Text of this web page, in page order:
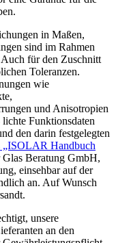
in Maßen,
sind im Rahmen
für den Zuschnitt
Toleranzen.
wie
und Anisotropien
Funktionsdaten
den darin festgelegten
„ISOLAR Handbuch
Glas Beratung GmbH,
einsehbar auf der
an. Auf Wunsch
unsere
an den